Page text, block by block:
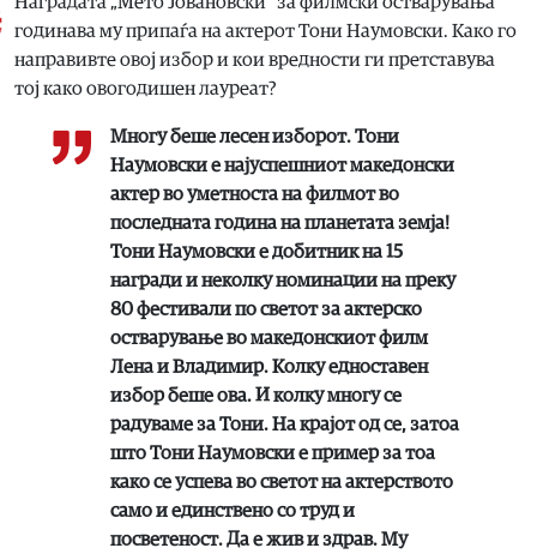
годинава му припаѓа на актерот Тони Наумовски. Како го
направивте овој избор и кои вредности ги претставува
тој како овогодишен лауреат?
Многу беше лесен изборот. Тони
Наумовски е најуспешниот македонски
актер во уметноста на филмот во
последната година на планетата земја!
Тони Наумовски е добитник на 15
награди и неколку номинации на преку
80 фестивали по светот за актерско
остварување во македонскиот филм
Лена и Владимир. Колку едноставен
избор беше ова. И колку многу се
радуваме за Тони. На крајот од се, затоа
што Тони Наумовски е пример за тоа
како се успева во светот на актерството
само и единствено со труд и
посветеност. Да е жив и здрав. Му